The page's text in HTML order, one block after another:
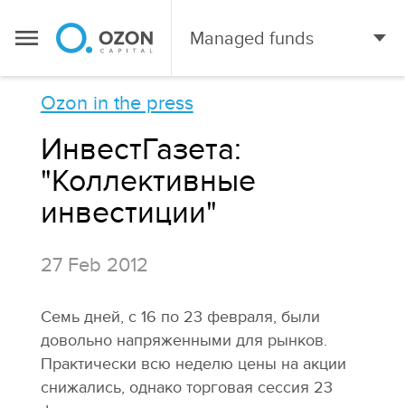
Managed funds
Ozon in the press
ИнвестГазета:
"Коллективные
инвестиции"
27 Feb 2012
Семь дней, с 16 по 23 февраля, были
довольно напряженными для рынков.
Практически всю неделю цены на акции
снижались, однако торговая сессия 23